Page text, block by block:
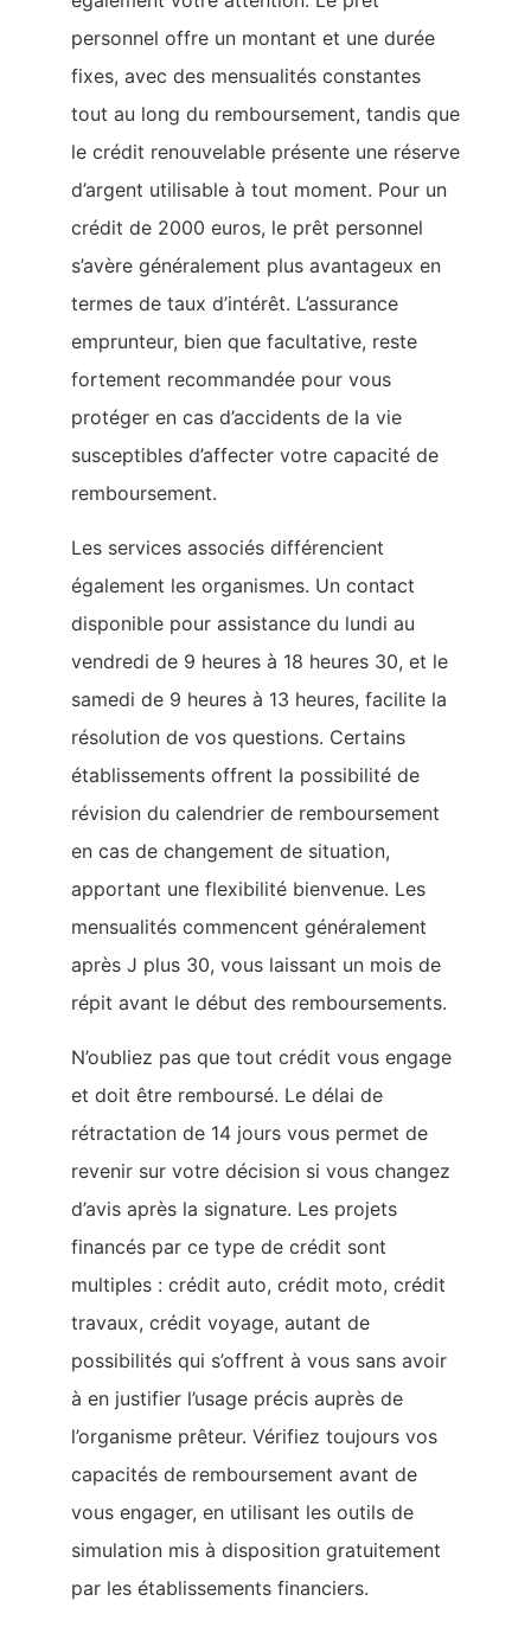
personnel offre un montant et une durée
fixes, avec des mensualités constantes
tout au long du remboursement, tandis que
le crédit renouvelable présente une réserve
d’argent utilisable à tout moment. Pour un
crédit de 2000 euros, le prêt personnel
s’avère généralement plus avantageux en
termes de taux d’intérêt. L’assurance
emprunteur, bien que facultative, reste
fortement recommandée pour vous
protéger en cas d’accidents de la vie
susceptibles d’affecter votre capacité de
remboursement.
Les services associés différencient
également les organismes. Un contact
disponible pour assistance du lundi au
vendredi de 9 heures à 18 heures 30, et le
samedi de 9 heures à 13 heures, facilite la
résolution de vos questions. Certains
établissements offrent la possibilité de
révision du calendrier de remboursement
en cas de changement de situation,
apportant une flexibilité bienvenue. Les
mensualités commencent généralement
après J plus 30, vous laissant un mois de
répit avant le début des remboursements.
N’oubliez pas que tout crédit vous engage
et doit être remboursé. Le délai de
rétractation de 14 jours vous permet de
revenir sur votre décision si vous changez
d’avis après la signature. Les projets
financés par ce type de crédit sont
multiples : crédit auto, crédit moto, crédit
travaux, crédit voyage, autant de
possibilités qui s’offrent à vous sans avoir
à en justifier l’usage précis auprès de
l’organisme prêteur. Vérifiez toujours vos
capacités de remboursement avant de
vous engager, en utilisant les outils de
simulation mis à disposition gratuitement
par les établissements financiers.